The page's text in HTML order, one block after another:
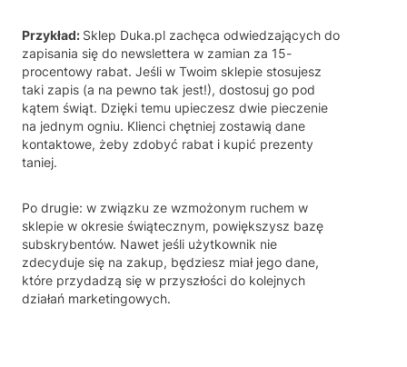
Przykład: Sklep Duka.pl zachęca odwiedzających do
zapisania się do newslettera w zamian za 15-
procentowy rabat. Jeśli w Twoim sklepie stosujesz
taki zapis (a na pewno tak jest!), dostosuj go pod
kątem świąt. Dzięki temu upieczesz dwie pieczenie
na jednym ogniu. Klienci chętniej zostawią dane
kontaktowe, żeby zdobyć rabat i kupić prezenty
taniej.
Po drugie: w związku ze wzmożonym ruchem w
sklepie w okresie świątecznym, powiększysz bazę
subskrybentów. Nawet jeśli użytkownik nie
zdecyduje się na zakup, będziesz miał jego dane,
które przydadzą się w przyszłości do kolejnych
działań marketingowych.